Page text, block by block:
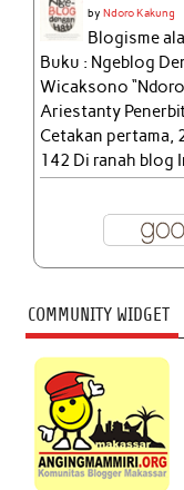
byNdoro Kakung
Blogisme
Buku : Ngeblog
Wicaksono
Ariestanty
Cetakan pertama,
142 Di ranah blog
COMMUNITY WIDGET